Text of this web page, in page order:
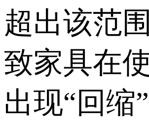
超出该范
致家具在
出现“回缩